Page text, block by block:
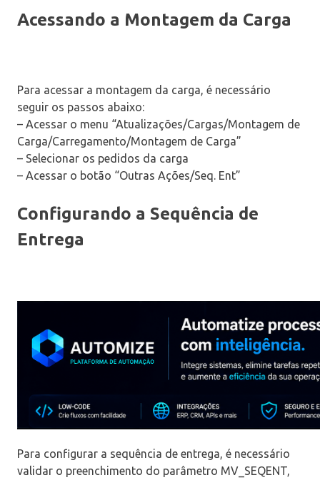
Acessando a Montagem da Carga
Para acessar a montagem da carga, é necessário
seguir os passos abaixo:
– Acessar o menu “Atualizações/Cargas/Montagem de
Carga/Carregamento/Montagem de Carga”
– Selecionar os pedidos da carga
– Acessar o botão “Outras Ações/Seq. Ent”
Configurando a Sequência de
Entrega
Para configurar a sequência de entrega, é necessário
validar o preenchimento do parâmetro MV_SEQENT,